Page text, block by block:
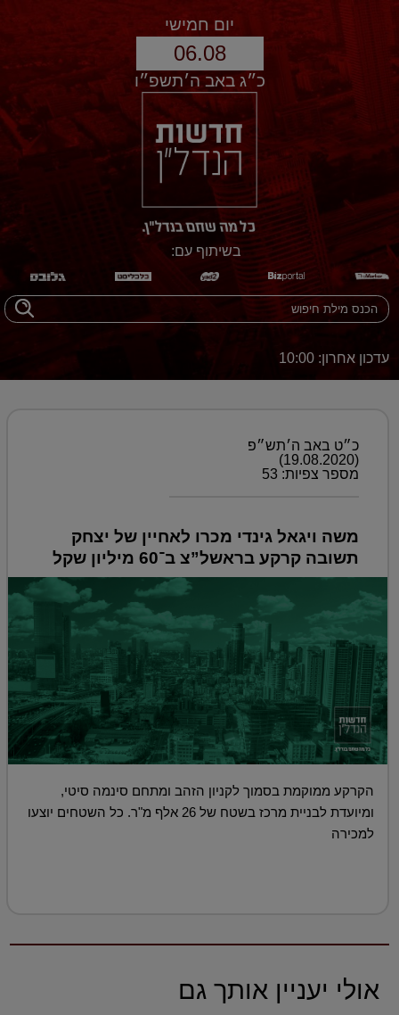
יום חמישי
06.08
כ״ג באב ה׳תשפ״ו
בשיתוף עם:
עדכון אחרון: 10:00
כ״ט באב ה׳תש״פ
(19.08.2020)
מספר צפיות: 53
משה ויגאל גינדי מכרו לאחיין של יצחק
תשובה קרקע בראשל”צ ב־60 מיליון שקל
הקרקע ממוקמת בסמוך לקניון הזהב ומתחם סינמה סיטי,
ומיועדת לבניית מרכז בשטח של 26 אלף מ"ר. כל השטחים יוצעו
למכירה
אולי יעניין אותך גם